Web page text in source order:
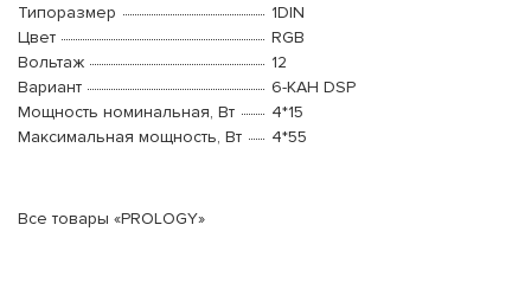
Типоразмер
1DIN
Цвет
RGB
Вольтаж
12
Вариант
6-КАН DSP
Мощность номинальная, Вт
4*15
Максимальная мощность, Вт
4*55
Все товары «PROLOGY»